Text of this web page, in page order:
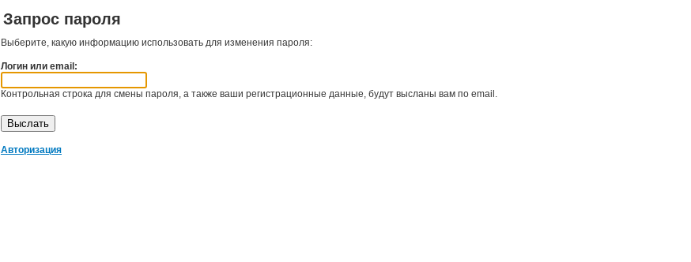
Запрос пароля
Выберите, какую информацию использовать для изменения пароля:
Логин или email:
Контрольная строка для смены пароля, а также ваши регистрационные данные, будут высланы вам по email.
Авторизация